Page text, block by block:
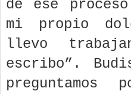
de ese
mi propio
llevo
escribo”.
preguntamos